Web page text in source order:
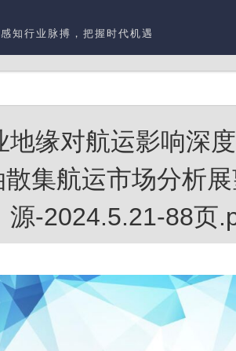
感知行业脉搏，把握时代机遇
地缘对航运影响深
集航运市场分析
源-2024.5.21-88页